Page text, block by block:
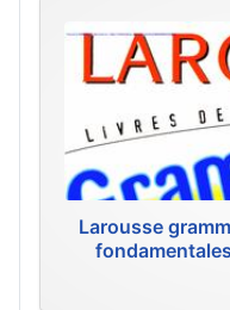
Larousse